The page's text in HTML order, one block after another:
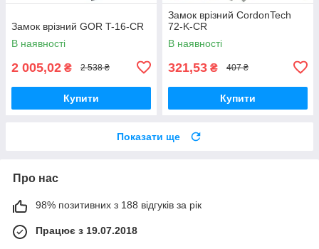
Замок врізний GOR T-16-CR
В наявності
2 005,02 ₴ 2 538 ₴
Купити
Замок врізний CordonTech
72-K-CR
В наявності
321,53 ₴ 407 ₴
Купити
Показати ще
Про нас
98% позитивних з 188 відгуків за рік
Працює з 19.07.2018